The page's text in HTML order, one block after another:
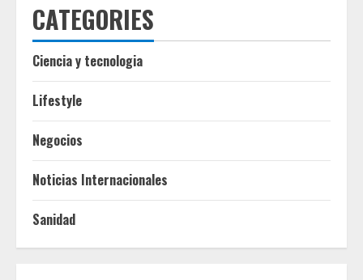
CATEGORIES
Ciencia y tecnologia
Lifestyle
Negocios
Noticias Internacionales
Sanidad